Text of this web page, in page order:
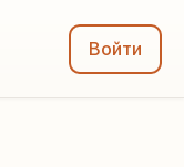
Войти